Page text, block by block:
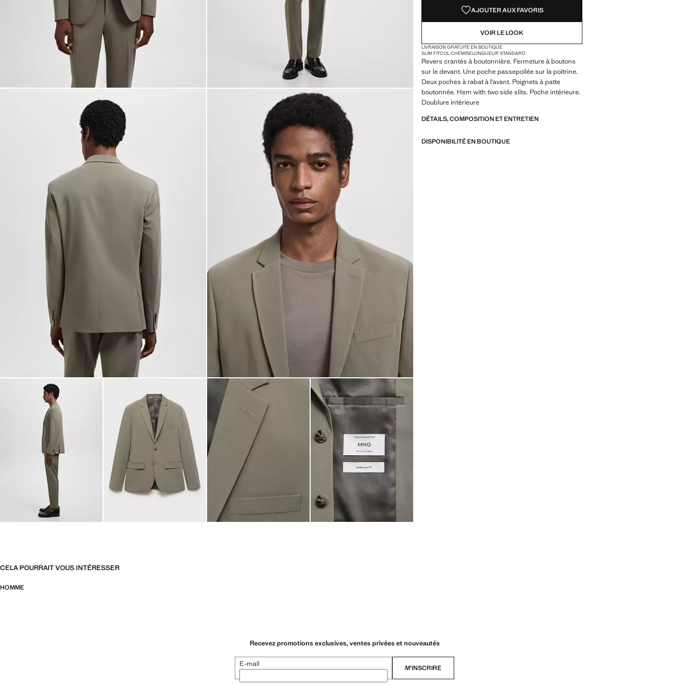
AJOUTER AUX FAVORIS
VOIR LE LOOK
LIVRAISON GRATUITE EN BOUTIQUE
SLIM FITCOL CHEMISELONGUEUR STANDARD
Revers crantés à boutonnière. Fermeture à boutons
sur le devant. Une poche passepoilée sur la poitrine.
Deux poches à rabat à l’avant. Poignets à patte
boutonnée. Hem with two side slits. Poche intérieure.
Doublure intérieure
DÉTAILS, COMPOSITION ET ENTRETIEN
DISPONIBILITÉ EN BOUTIQUE
CELA POURRAIT VOUS INTÉRESSER
HOMME
Recevez promotions exclusives, ventes privées et nouveautés
E-mail M’INSCRIRE